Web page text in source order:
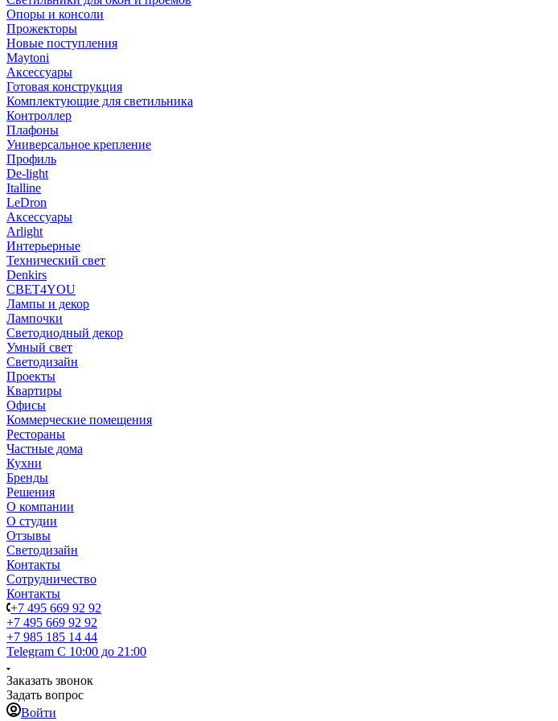
Опоры и консоли
Прожекторы
Новые поступления
Maytoni
Аксессуары
Готовая конструкция
Комплектующие для светильника
Контроллер
Плафоны
Универсальное крепление
Профиль
De-light
Italline
LeDron
Аксессуары
Arlight
Интерьерные
Технический свет
Denkirs
СВЕТ4YOU
Лампы и декор
Лампочки
Светодиодный декор
Умный свет
Светодизайн
Проекты
Квартиры
Офисы
Коммерческие помещения
Рестораны
Частные дома
Кухни
Бренды
Решения
О компании
О студии
Отзывы
Светодизайн
Контакты
Сотрудничество
Контакты
+7 495 669 92 92
+7 495 669 92 92
+7 985 185 14 44
Telegram С 10:00 до 21:00
Заказать звонок
Задать вопрос
Войти